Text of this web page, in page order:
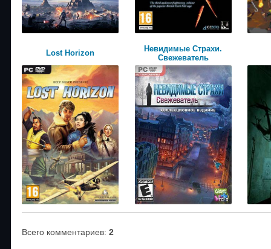
Lost Horizon
Невидимые Cтрахи.
Свежеватель
Всего комментариев: 2